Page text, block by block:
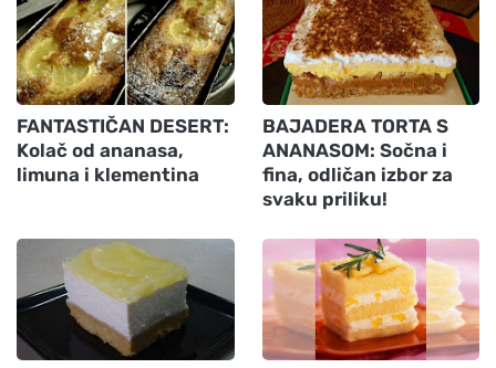
FANTASTIČAN DESERT:
Kolač od ananasa,
limuna i klementina
BAJADERA TORTA S
ANANASOM: Sočna i
fina, odličan izbor za
svaku priliku!